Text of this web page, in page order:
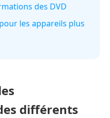
des DVD
les appareils plus
différents